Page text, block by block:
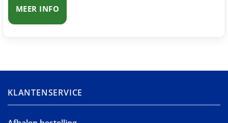
MEER INFO
KLANTENSERVICE